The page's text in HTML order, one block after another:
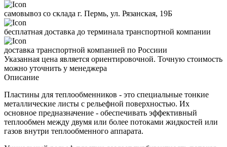
самовывоз со склада г. Пермь, ул. Рязанская, 19Б
бесплатная доставка до терминала транспортной компании
доставка транспортной компанией по Россиии
Указанная цена является ориентировочной. Точную стоимость
можно уточнить у менеджера
Описание
Пластины для теплообменников - это специальные тонкие
металлические листы с рельефной поверхностью. Их
основное предназначение - обеспечивать эффективный
теплообмен между двумя или более потоками жидкостей или
газов внутри теплообменного аппарата.